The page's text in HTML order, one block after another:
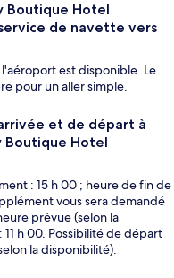
Boutique Hotel
de navette vers
est disponible. Le
pour un aller simple.
et de départ à
Hotel
: 15 h 00 ; heure de fin de
vous sera demandé
prévue (selon la
h 00. Possibilité de départ
la disponibilité).